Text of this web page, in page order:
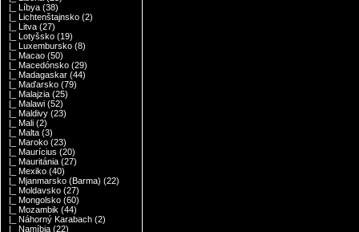
|_ Líbya (38)
|_ Lichtenštajnsko (2)
|_ Litva (27)
|_ Lotyšsko (19)
|_ Luxembursko (8)
|_ Macao (50)
|_ Macedónsko (29)
|_ Madagaskar (44)
|_ Maďarsko (79)
|_ Malajzia (25)
|_ Malawi (52)
|_ Maldivy (23)
|_ Mali (2)
|_ Malta (3)
|_ Maroko (23)
|_ Maurícius (20)
|_ Mauritánia (27)
|_ Mexiko (40)
|_ Mjanmarsko (Barma) (22)
|_ Moldavsko (27)
|_ Mongolsko (60)
|_ Mozambik (44)
|_ Náhorný Karabach (2)
|_ Namíbia (22)